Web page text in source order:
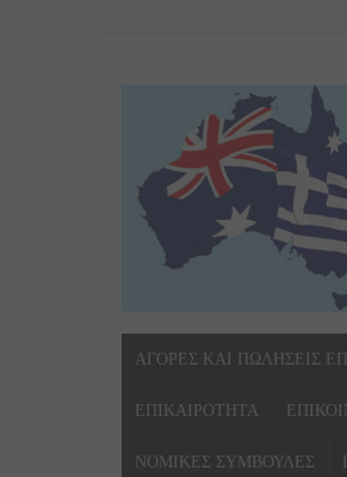
ΑΓΟΡΕΣ ΚΑΙ ΠΩΛΗΣΕΙΣ
ΕΠΙΚΑΙΡΟΤΗΤΑ
ΝΟΜΙΚΕΣ ΣΥΜΒΟΥΛΕΣ